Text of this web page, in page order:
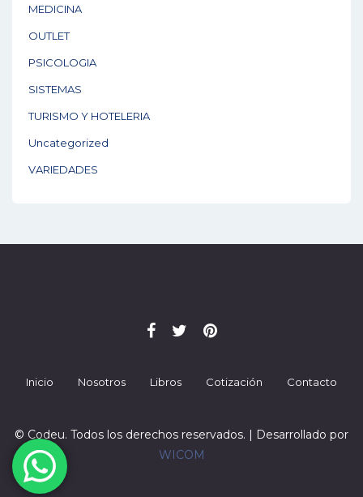
MEDICINA
OUTLET
PSICOLOGIA
SISTEMAS
TURISMO Y HOTELERIA
Uncategorized
VARIEDADES
Inicio Nosotros Libros Cotización Contacto
© Codeu. Todos los derechos reservados. | Desarrollado por
WICOM